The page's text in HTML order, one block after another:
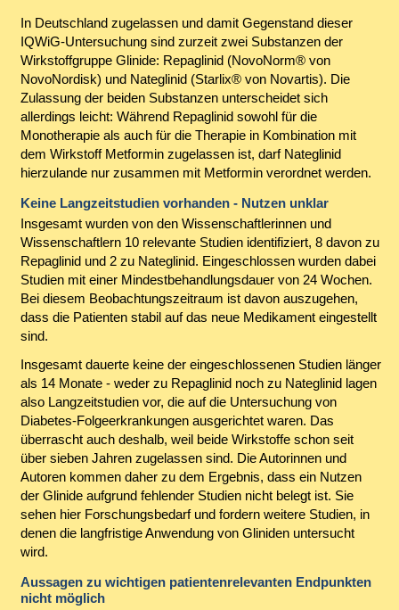
In Deutschland zugelassen und damit Gegenstand dieser
IQWiG-Untersuchung sind zurzeit zwei Substanzen der
Wirkstoffgruppe Glinide: Repaglinid (NovoNorm® von
NovoNordisk) und Nateglinid (Starlix® von Novartis). Die
Zulassung der beiden Substanzen unterscheidet sich
allerdings leicht: Während Repaglinid sowohl für die
Monotherapie als auch für die Therapie in Kombination mit
dem Wirkstoff Metformin zugelassen ist, darf Nateglinid
hierzulande nur zusammen mit Metformin verordnet werden.
Keine Langzeitstudien vorhanden - Nutzen unklar
Insgesamt wurden von den Wissenschaftlerinnen und
Wissenschaftlern 10 relevante Studien identifiziert, 8 davon zu
Repaglinid und 2 zu Nateglinid. Eingeschlossen wurden dabei
Studien mit einer Mindestbehandlungsdauer von 24 Wochen.
Bei diesem Beobachtungszeitraum ist davon auszugehen,
dass die Patienten stabil auf das neue Medikament eingestellt
sind.
Insgesamt dauerte keine der eingeschlossenen Studien länger
als 14 Monate - weder zu Repaglinid noch zu Nateglinid lagen
also Langzeitstudien vor, die auf die Untersuchung von
Diabetes-Folgeerkrankungen ausgerichtet waren. Das
überrascht auch deshalb, weil beide Wirkstoffe schon seit
über sieben Jahren zugelassen sind. Die Autorinnen und
Autoren kommen daher zu dem Ergebnis, dass ein Nutzen
der Glinide aufgrund fehlender Studien nicht belegt ist. Sie
sehen hier Forschungsbedarf und fordern weitere Studien, in
denen die langfristige Anwendung von Gliniden untersucht
wird.
Aussagen zu wichtigen patientenrelevanten Endpunkten
nicht möglich